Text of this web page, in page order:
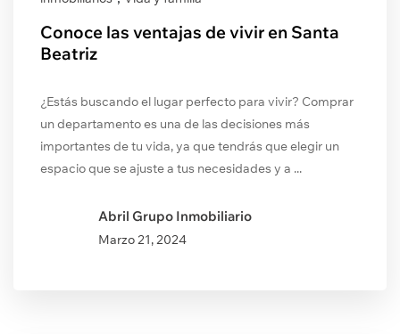
Conoce las ventajas de vivir en Santa
Beatriz
¿Estás buscando el lugar perfecto para vivir? Comprar
un departamento es una de las decisiones más
importantes de tu vida, ya que tendrás que elegir un
espacio que se ajuste a tus necesidades y a ...
Abril Grupo Inmobiliario
Marzo21, 2024